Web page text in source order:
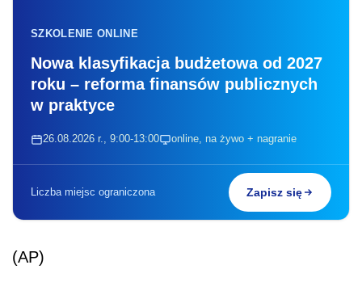
SZKOLENIE ONLINE
Nowa klasyfikacja budżetowa od 2027
roku – reforma finansów publicznych
w praktyce
26.08.2026 r., 9:00-13:00 online, na żywo + nagranie
Liczba miejsc ograniczona Zapisz się
(AP)